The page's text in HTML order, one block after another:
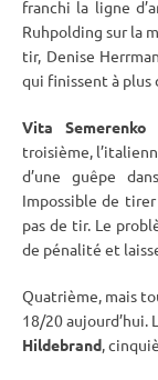
franchi la ligne
Ruhpolding sur la
tir, Denise
qui finissent à plus
Vita Semerenko
troisième,
d’une guêpe
Impossible de
pas de tir. Le
de pénalité et
Quatrième, mais
18/20 aujourd’hui.
Hildebrand,